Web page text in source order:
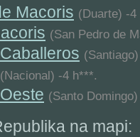
Macoris (Duarte) -
(San Pedro de
(Nacional) -4 h***.
(Santo
na mapi: